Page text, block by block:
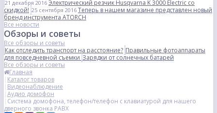
21 декабря 2016 Электрический резчик Husqvarna K 3000 Electric со
скидкой! 25 сентября 2016 Теперь в нашем магазине представлен новый
бренд инструмента ATORCH
Все новости
Обзоры и советы
Все обзоры и советы
Как отследить транспорт на расстояние? Правильные фотоаппараты
для повседневной съемкиЗарядки от солнечных батарей
Все обзоры и советы
Главная
Каталог товаров
Видеонаблюдение
Аудио домофон
Система домофона, телефон/телефон с клавиатурой для нашего
дверного звонка PABX